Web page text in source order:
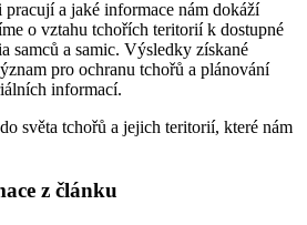
a jaké informace nám dokáží
o vztahu tchořích teritorií k dostupné
samců a samic. Výsledky získané
pro ochranu tchořů a plánování
informací.
světa tchořů a jejich teritorií, které nám
z článku